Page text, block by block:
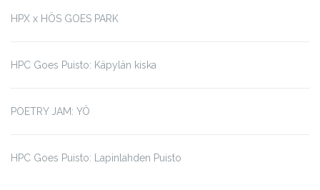
HPX x HÖS GOES PARK
HPC Goes Puisto: Käpylän kiska
POETRY JAM: YÖ
HPC Goes Puisto: Lapinlahden Puisto